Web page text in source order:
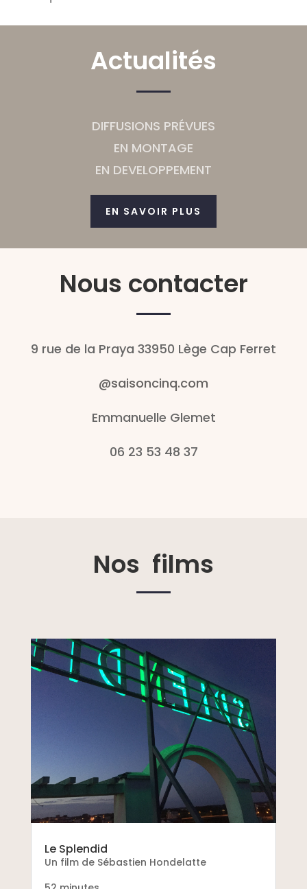
Actualités
DIFFUSIONS PRÉVUES
EN MONTAGE
EN DEVELOPPEMENT
EN SAVOIR PLUS
Nous contacter
9 rue de la Praya 33950 Lège Cap Ferret
@saisoncinq.com
Emmanuelle Glemet
06 23 53 48 37
Nos films
Le Splendid
Un film de Sébastien Hondelatte